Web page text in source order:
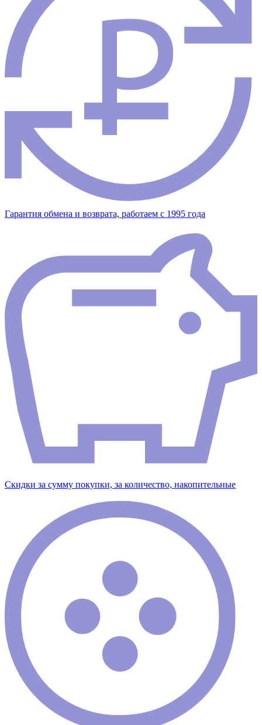
Гарантия обмена и возврата, работаем с 1995 года
Скидки за сумму покупки, за количество, накопительные